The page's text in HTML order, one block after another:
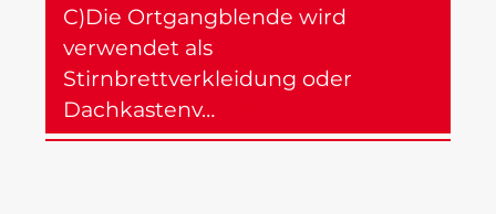
C)Die Ortgangblende wird
verwendet als
Stirnbrettverkleidung oder
Dachkastenv…